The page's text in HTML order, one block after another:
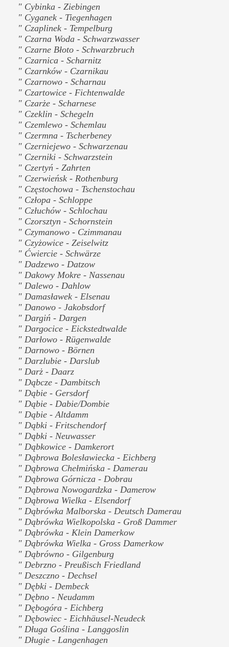
" Cybinka - Ziebingen
" Cyganek - Tiegenhagen
" Czaplinek - Tempelburg
" Czarna Woda - Schwarzwasser
" Czarne Błoto - Schwarzbruch
" Czarnica - Scharnitz
" Czarnków - Czarnikau
" Czarnowo - Scharnau
" Czartowice - Fichtenwalde
" Czarże - Scharnese
" Czeklin - Schegeln
" Czemlewo - Schemlau
" Czermna - Tscherbeney
" Czerniejewo - Schwarzenau
" Czerniki - Schwarzstein
" Czertyń - Zahrten
" Czerwieńsk - Rothenburg
" Częstochowa - Tschenstochau
" Człopa - Schloppe
" Człuchów - Schlochau
" Czorsztyn - Schornstein
" Czymanowo - Czimmanau
" Czyżowice - Zeiselwitz
" Ćwiercie - Schwärze
" Dadzewo - Datzow
" Dakowy Mokre - Nassenau
" Dalewo - Dahlow
" Damasławek - Elsenau
" Danowo - Jakobsdorf
" Dargiń - Dargen
" Dargocice - Eickstedtwalde
" Darłowo - Rügenwalde
" Darnowo - Börnen
" Darzlubie - Darslub
" Darż - Daarz
" Dąbcze - Dambitsch
" Dąbie - Gersdorf
" Dąbie - Dabie/Dombie
" Dąbie - Altdamm
" Dąbki - Fritschendorf
" Dąbki - Neuwasser
" Dąbkowice - Damkerort
" Dąbrowa Bolesławiecka - Eichberg
" Dąbrowa Chełmińska - Damerau
" Dąbrowa Górnicza - Dobrau
" Dąbrowa Nowogardzka - Damerow
" Dąbrowa Wielka - Elsendorf
" Dąbrówka Malborska - Deutsch Damerau
" Dąbrówka Wielkopolska - Groß Dammer
" Dąbrówka - Klein Damerkow
" Dąbrówka Wielka - Gross Damerkow
" Dąbrówno - Gilgenburg
" Debrzno - Preußisch Friedland
" Deszczno - Dechsel
" Dębki - Dembeck
" Dębno - Neudamm
" Dębogóra - Eichberg
" Dębowiec - Eichhäusel-Neudeck
" Długa Goślina - Langgoslin
" Długie - Langenhagen